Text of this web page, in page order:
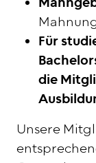
Für
die
Unsere